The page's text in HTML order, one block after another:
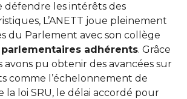
défendre les intérêts des
L’ANETT joue pleinement
du Parlement avec son collège
parlementaires adhérents. Grâce
avons pu obtenir des avancées sur
comme l’échelonnement de
la loi SRU, le délai accordé pour